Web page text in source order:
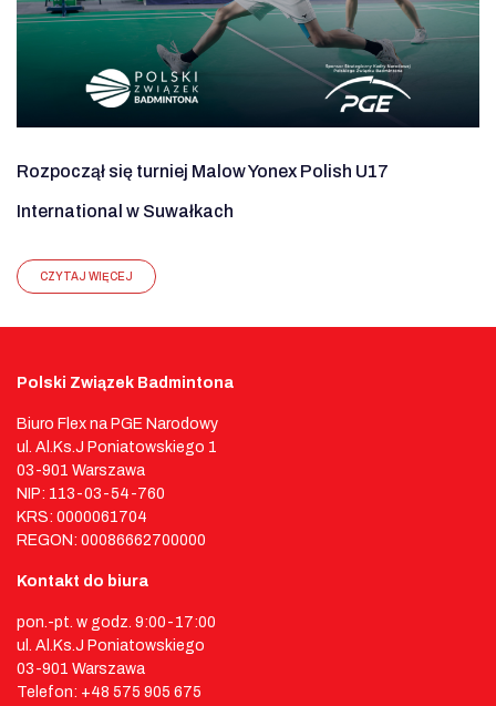
Rozpoczął się turniej Malow Yonex Polish U17
International w Suwałkach
CZYTAJ WIĘCEJ
Polski Związek Badmintona
Biuro Flex na PGE Narodowy
ul. Al.Ks.J Poniatowskiego 1
03-901 Warszawa
NIP: 113-03-54-760
KRS: 0000061704
REGON: 00086662700000
Kontakt do biura
pon.-pt. w godz. 9:00-17:00
ul. Al.Ks.J Poniatowskiego
03-901 Warszawa
Telefon: +48 575 905 675